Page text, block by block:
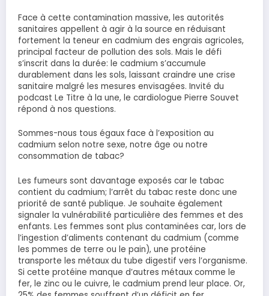
Face à cette contamination massive, les autorités
sanitaires appellent à agir à la source en réduisant
fortement la teneur en cadmium des engrais agricoles,
principal facteur de pollution des sols. Mais le défi
s’inscrit dans la durée: le cadmium s’accumule
durablement dans les sols, laissant craindre une crise
sanitaire malgré les mesures envisagées. Invité du
podcast Le Titre à la une, le cardiologue Pierre Souvet
répond à nos questions.
Sommes-nous tous égaux face à l’exposition au
cadmium selon notre sexe, notre âge ou notre
consommation de tabac?
Les fumeurs sont davantage exposés car le tabac
contient du cadmium; l’arrêt du tabac reste donc une
priorité de santé publique. Je souhaite également
signaler la vulnérabilité particulière des femmes et des
enfants. Les femmes sont plus contaminées car, lors de
l’ingestion d’aliments contenant du cadmium (comme
les pommes de terre ou le pain), une protéine
transporte les métaux du tube digestif vers l’organisme.
Si cette protéine manque d’autres métaux comme le
fer, le zinc ou le cuivre, le cadmium prend leur place. Or,